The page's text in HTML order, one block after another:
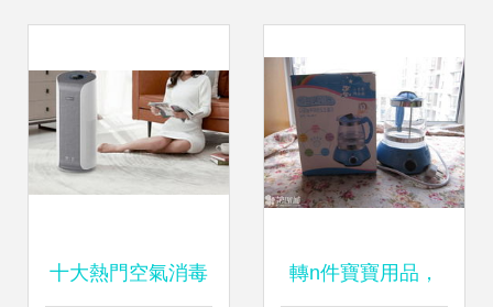
十大熱門空氣消毒 轉n件寶寶用品，